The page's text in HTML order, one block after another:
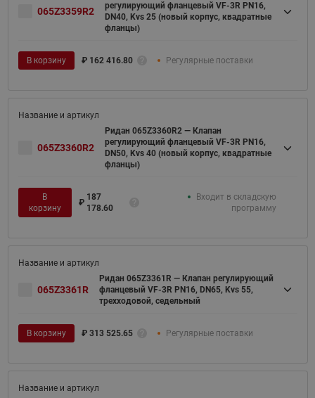
065Z3359R2
регулирующий фланцевый VF-3R PN16,
DN40, Kvs 25 (новый корпус, квадратные
фланцы)
В корзину ₽ 162 416.80 Регулярные поставки
065Z3360R2
Ридан 065Z3360R2 — Клапан
регулирующий фланцевый VF-3R PN16,
DN50, Kvs 40 (новый корпус, квадратные
фланцы)
В
корзину
₽
187
178.60
Входит в складскую
программу
065Z3361R
Ридан 065Z3361R — Клапан регулирующий
фланцевый VF-3R PN16, DN65, Kvs 55,
трехходовой, седельный
В корзину ₽ 313 525.65 Регулярные поставки